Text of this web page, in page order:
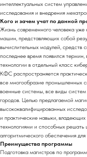
интеллектуальных систем
исследования и внедрения
Кого и зачем учат по данной
Жизнь современного человека уже
машин, представляющих собой
вычислительных модулей, средств
последнее время появился
технологии в отдельный класс
КФС распространяется
все многообразие промышленных
военные системы, все виды
городов. Целью предлагаемой
высококвалифицированных
и практические навыки,
технологиями и способных
алгоритмического обеспечения
Преимущества программы
Подготовка магистров по